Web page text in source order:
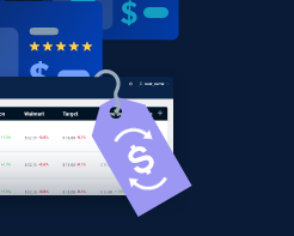
Description, Initial
Reviews count, and
Commencer